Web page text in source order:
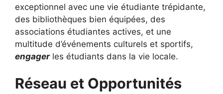
exceptionnel avec une vie étudiante trépidante,
des bibliothèques bien équipées, des
associations étudiantes actives, et une
multitude d’événements culturels et sportifs,
engagerles étudiants dans la vie locale.
Réseau et Opportunités